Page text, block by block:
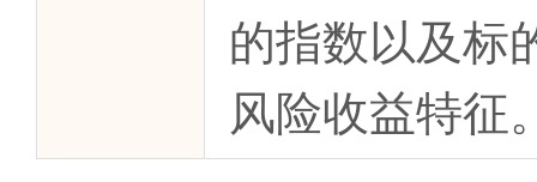
的指数以及标
风险收益特征